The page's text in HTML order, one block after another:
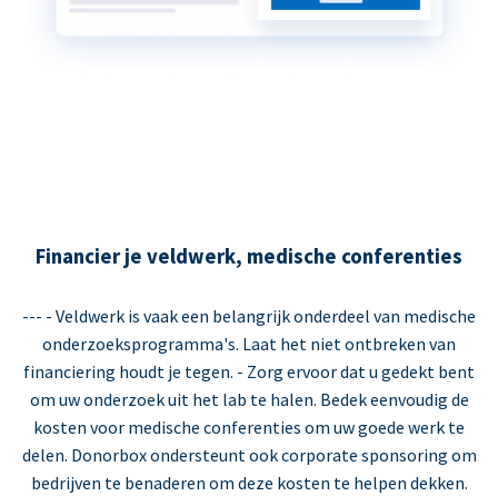
Financier je veldwerk, medische conferenties
--- - Veldwerk is vaak een belangrijk onderdeel van medische
onderzoeksprogramma's. Laat het niet ontbreken van
financiering houdt je tegen. - Zorg ervoor dat u gedekt bent
om uw onderzoek uit het lab te halen. Bedek eenvoudig de
kosten voor medische conferenties om uw goede werk te
delen. Donorbox ondersteunt ook corporate sponsoring om
bedrijven te benaderen om deze kosten te helpen dekken.